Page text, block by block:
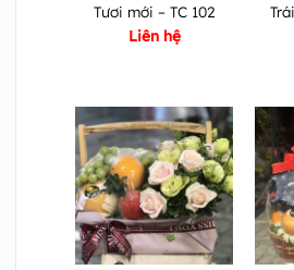
Tươi mới – TC 102
Liên hệ